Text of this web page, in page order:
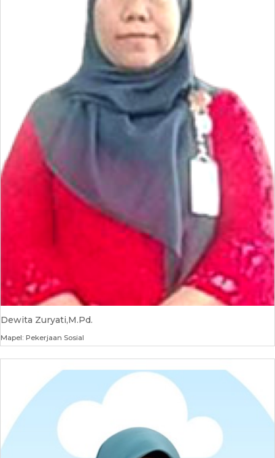
Dewita Zuryati,M.Pd.
Mapel: Pekerjaan Sosial